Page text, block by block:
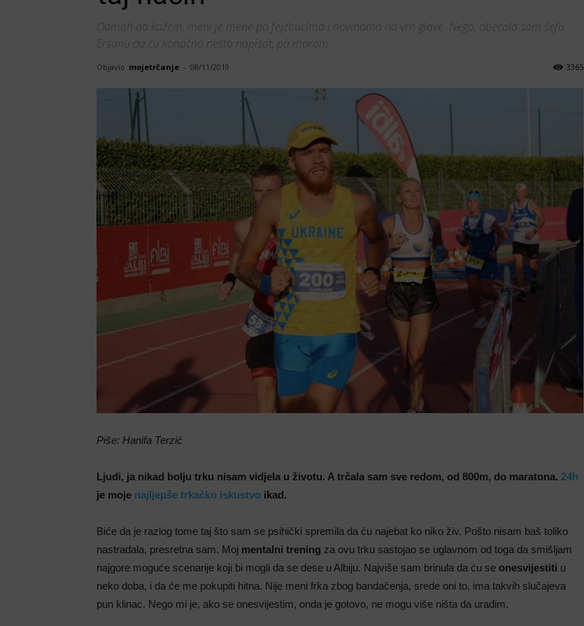
Odmah da kažem, meni je mene po fejzbucima i novinama na vrh glave. Nego, obećala sam šefu
Ersanu da ću konačno nešto napisat, pa moram.
Objavio mojetrčanje - 08/11/2019 3365
Piše: Hanifa Terzić
Ljudi, ja nikad bolju trku nisam vidjela u životu. A trčala sam sve redom, od 800m, do maratona. 24h
je moje najljepše trkačko iskustvo ikad.
Biće da je razlog tome taj što sam se psihički spremila da ću najebat ko niko živ. Pošto nisam baš toliko
nastradala, presretna sam. Moj mentalni trening za ovu trku sastojao se uglavnom od toga da smišljam
najgore moguće scenarije koji bi mogli da se dese u Albiju. Najviše sam brinula da ću se onesvijestiti u
neko doba, i da će me pokupiti hitna. Nije meni frka zbog bandačenja, srede oni to, ima takvih slučajeva
pun klinac. Nego mi je, ako se onesvijestim, onda je gotovo, ne mogu više ništa da uradim.